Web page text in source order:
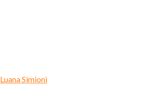
Luana Simioni